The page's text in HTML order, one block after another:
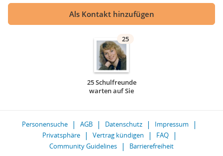
Als Kontakt hinzufügen
25
25 Schulfreunde
warten auf Sie
Personensuche AGB Datenschutz
Impressum
Privatsphäre
Vertrag kündigen
FAQ
Community Guidelines
Barrierefreiheit